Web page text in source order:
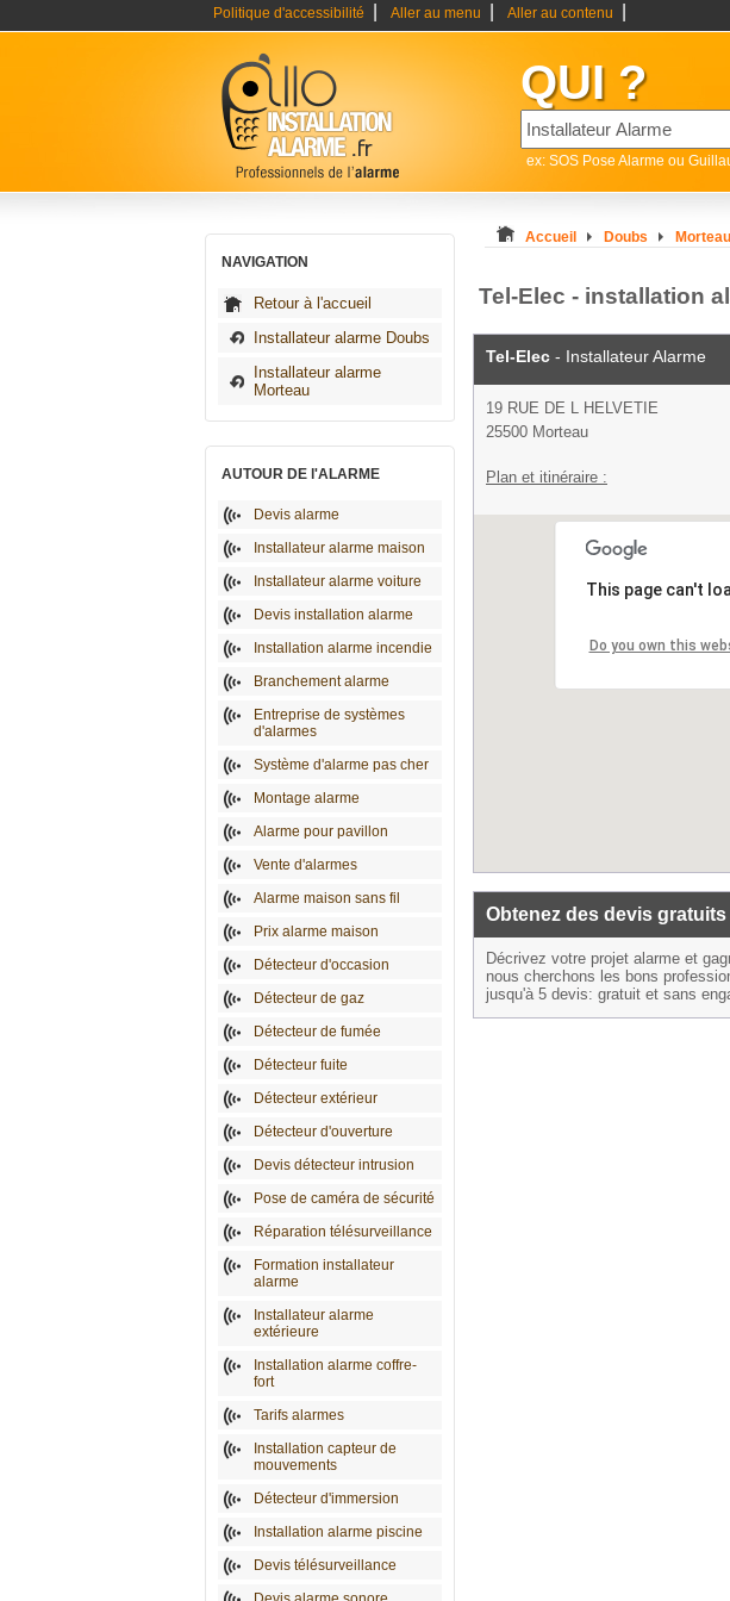
Politique d'accessibilité Aller au menu Aller au contenu
QUI ?
ex: SOS Pose Alarme ou
NAVIGATION
Retour à l'accueil
Installateur alarme Doubs
Installateur alarme
Morteau
AUTOUR DE l'ALARME
Devis alarme
Installateur alarme maison
Installateur alarme voiture
Devis installation alarme
Installation alarme incendie
Branchement alarme
Entreprise de systèmes
d'alarmes
Système d'alarme pas cher
Montage alarme
Alarme pour pavillon
Vente d'alarmes
Alarme maison sans fil
Prix alarme maison
Détecteur d'occasion
Détecteur de gaz
Détecteur de fumée
Détecteur fuite
Détecteur extérieur
Détecteur d'ouverture
Devis détecteur intrusion
Pose de caméra de sécurité
Réparation télésurveillance
Formation installateur
alarme
Installateur alarme
extérieure
Installation alarme coffre-
fort
Tarifs alarmes
Installation capteur de
mouvements
Détecteur d'immersion
Installation alarme piscine
Devis télésurveillance
Accueil Doubs Morteau
Tel-Elec - installation
Tel-Elec - Installateur Alarme
19 RUE DE L HELVETIE
25500 Morteau
Plan et itinéraire :
This page can't
Do you own this
Obtenez des devis gratuits
Décrivez votre projet alarme et
nous cherchons les bons
jusqu'à 5 devis: gratuit et sans